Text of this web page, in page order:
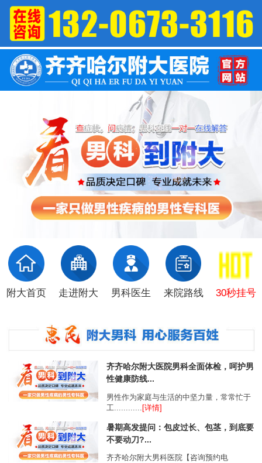
附大首页 走进附大 男科医生 来院路线 30秒挂号
齐齐哈尔附大医院男科全面体检，呵护男
性健康防线...
男性作为家庭与生活的中坚力量，常常忙于
工............
[详情]
暑期高发提问：包皮过长、包茎，到底要
不要动刀?...
齐齐哈尔附大男科医院【咨询预约电